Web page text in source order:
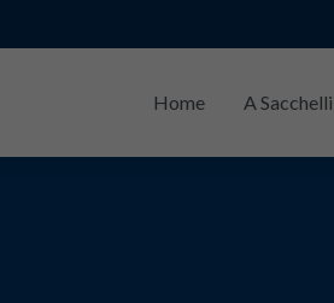
Home A Sacchelli